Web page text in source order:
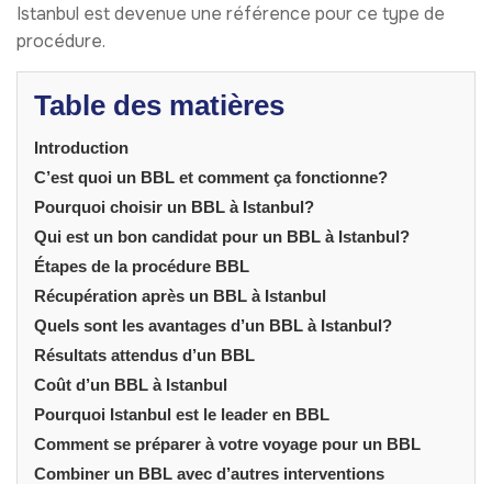
Istanbul est devenue une référence pour ce type de
procédure.
Table des matières
Introduction
C’est quoi un BBL et comment ça fonctionne?
Pourquoi choisir un BBL à Istanbul?
Qui est un bon candidat pour un BBL à Istanbul?
Étapes de la procédure BBL
Récupération après un BBL à Istanbul
Quels sont les avantages d’un BBL à Istanbul?
Résultats attendus d’un BBL
Coût d’un BBL à Istanbul
Pourquoi Istanbul est le leader en BBL
Comment se préparer à votre voyage pour un BBL
Combiner un BBL avec d’autres interventions